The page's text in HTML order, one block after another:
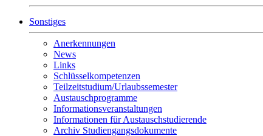
Sonstiges
Anerkennungen
News
Links
Schlüsselkompetenzen
Teilzeitstudium/Urlaubssemester
Austauschprogramme
Informationsveranstaltungen
Informationen für Austauschstudierende
Archiv Studiengangsdokumente